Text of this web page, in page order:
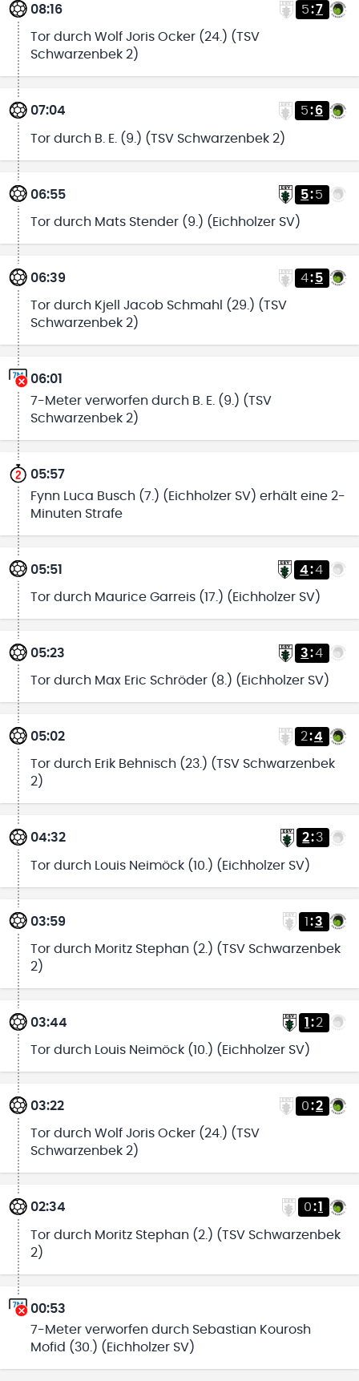
08:16 5:7
Tor durch Wolf Joris Ocker (24.) (TSV
Schwarzenbek 2)
07:04 5:6
Tor durch B. E. (9.) (TSV Schwarzenbek 2)
06:55 5:5
Tor durch Mats Stender (9.) (Eichholzer SV)
06:39 4:5
Tor durch Kjell Jacob Schmahl (29.) (TSV
Schwarzenbek 2)
06:01
7-Meter verworfen durch B. E. (9.) (TSV
Schwarzenbek 2)
05:57
Fynn Luca Busch (7.) (Eichholzer SV) erhält eine 2-
Minuten Strafe
05:51 4:4
Tor durch Maurice Garreis (17.) (Eichholzer SV)
05:23 3:4
Tor durch Max Eric Schröder (8.) (Eichholzer SV)
05:02 2:4
Tor durch Erik Behnisch (23.) (TSV Schwarzenbek
2)
04:32 2:3
Tor durch Louis Neimöck (10.) (Eichholzer SV)
03:59 1:3
Tor durch Moritz Stephan (2.) (TSV Schwarzenbek
2)
03:44 1 :2
Tor durch Louis Neimöck (10.) (Eichholzer SV)
03:22 0:2
Tor durch Wolf Joris Ocker (24.) (TSV
Schwarzenbek 2)
02:34 0:1
Tor durch Moritz Stephan (2.) (TSV Schwarzenbek
2)
00:53
7-Meter verworfen durch Sebastian Kourosh
Mofid (30.) (Eichholzer SV)